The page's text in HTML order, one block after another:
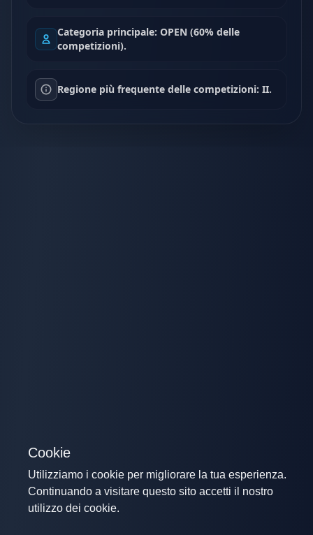
Categoria principale: OPEN (60% delle
competizioni).
Regione più frequente delle competizioni: II.
Cookie
Utilizziamo i cookie per migliorare la tua esperienza.
Continuando a visitare questo sito accetti il nostro
utilizzo dei cookie.